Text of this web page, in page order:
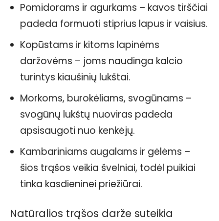
Pomidorams ir agurkams – kavos tirščiai
padeda formuoti stiprius lapus ir vaisius.
Kopūstams ir kitoms lapinėms
daržovėms – joms naudinga kalcio
turintys kiaušinių lukštai.
Morkoms, burokėliams, svogūnams –
svogūnų lukštų nuoviras padeda
apsisaugoti nuo kenkėjų.
Kambariniams augalams ir gėlėms –
šios trąšos veikia švelniai, todėl puikiai
tinka kasdieninei priežiūrai.
Natūralios trąšos darže suteikia